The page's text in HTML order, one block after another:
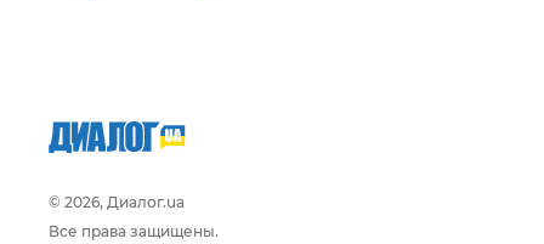
© 2026, Диалог.ua
Все права защищены.